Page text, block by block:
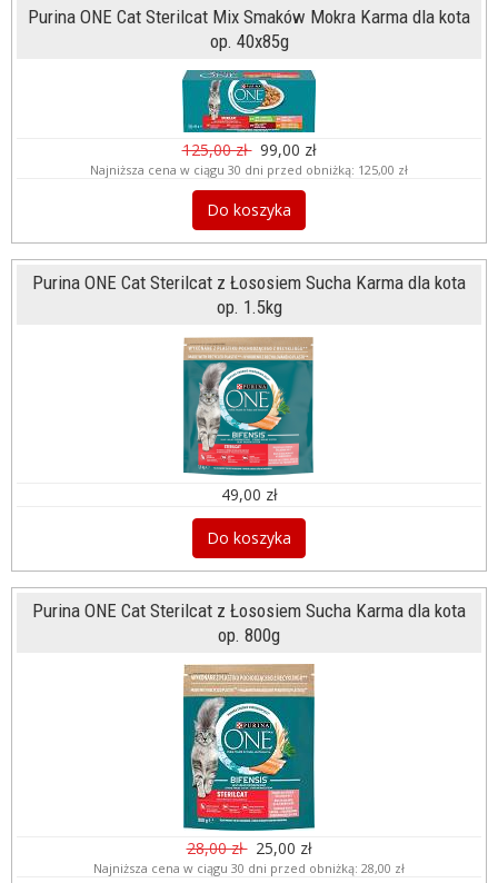
Purina ONE Cat Sterilcat Mix Smaków Mokra Karma dla kota
op. 40x85g
125,00 zł 99,00 zł
Najniższa cena w ciągu 30 dni przed obniżką: 125,00 zł
Do koszyka
Purina ONE Cat Sterilcat z Łososiem Sucha Karma dla kota
op. 1.5kg
49,00 zł
Do koszyka
Purina ONE Cat Sterilcat z Łososiem Sucha Karma dla kota
op. 800g
28,00 zł 25,00 zł
Najniższa cena w ciągu 30 dni przed obniżką: 28,00 zł